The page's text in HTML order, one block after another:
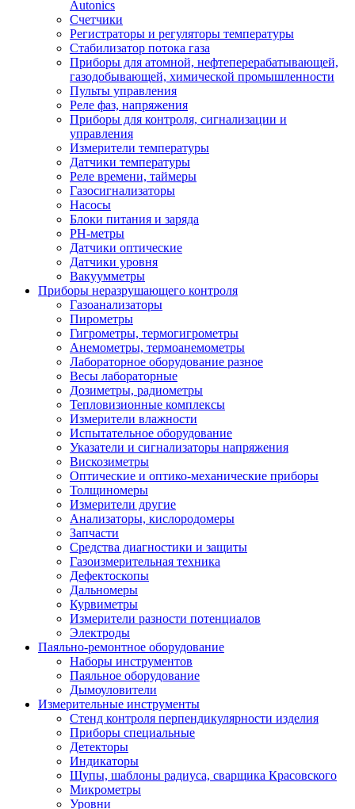
Autonics
Счетчики
Регистраторы и регуляторы температуры
Стабилизатор потока газа
Приборы для атомной, нефтеперерабатывающей,
газодобывающей, химической промышленности
Пульты управления
Реле фаз, напряжения
Приборы для контроля, сигнализации и
управления
Измерители температуры
Датчики температуры
Реле времени, таймеры
Газосигнализаторы
Насосы
Блоки питания и заряда
PH-метры
Датчики оптические
Датчики уровня
Вакуумметры
Приборы неразрушающего контроля
Газоанализаторы
Пирометры
Гигрометры, термогигрометры
Анемометры, термоанемометры
Лабораторное оборудование разное
Весы лабораторные
Дозиметры, радиометры
Тепловизионные комплексы
Измерители влажности
Испытательное оборудование
Указатели и сигнализаторы напряжения
Вискозиметры
Оптические и оптико-механические приборы
Толщиномеры
Измерители другие
Анализаторы, кислородомеры
Запчасти
Средства диагностики и защиты
Газоизмерительная техника
Дефектоскопы
Дальномеры
Курвиметры
Измерители разности потенциалов
Электроды
Паяльно-ремонтное оборудование
Наборы инструментов
Паяльное оборудование
Дымоуловители
Измерительные инструменты
Стенд контроля перпендикулярности изделия
Приборы специальные
Детекторы
Индикаторы
Щупы, шаблоны радиуса, сварщика Красовского
Микрометры
Уровни